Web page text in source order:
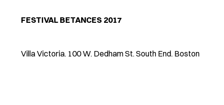
FESTIVAL BETANCES 2017
Villa Victoria. 100 W. Dedham St. South End. Boston